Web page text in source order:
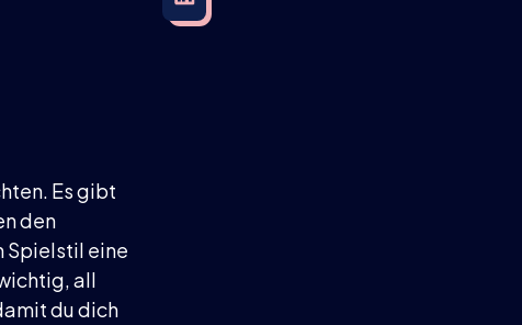
Es gibt
den
Spielstil eine
all
du dich